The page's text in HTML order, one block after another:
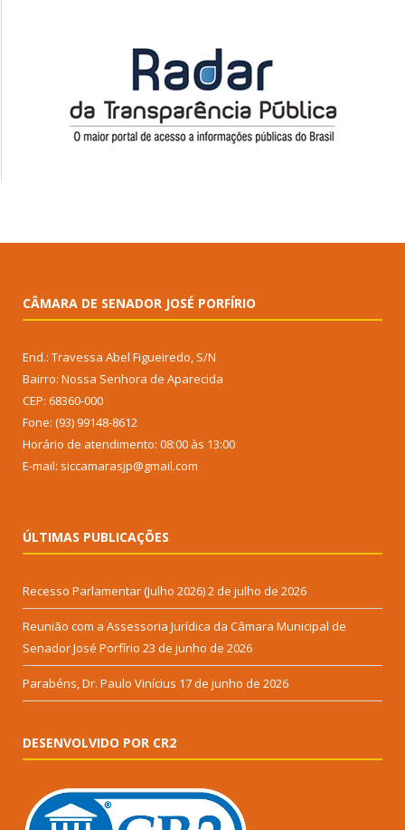
CÂMARA DE SENADOR JOSÉ PORFÍRIO
End.: Travessa Abel Figueiredo, S/N
Bairro: Nossa Senhora de Aparecida
CEP: 68360-000
Fone: (93) 99148-8612
Horário de atendimento: 08:00 às 13:00
E-mail: siccamarasjp@gmail.com
ÚLTIMAS PUBLICAÇÕES
Recesso Parlamentar (Julho 2026)2 de julho de 2026
Reunião com a Assessoria Jurídica da Câmara Municipal de
Senador José Porfírio 23 de junho de 2026
Parabéns, Dr. Paulo Vinícius 17 de junho de 2026
DESENVOLVIDO POR CR2